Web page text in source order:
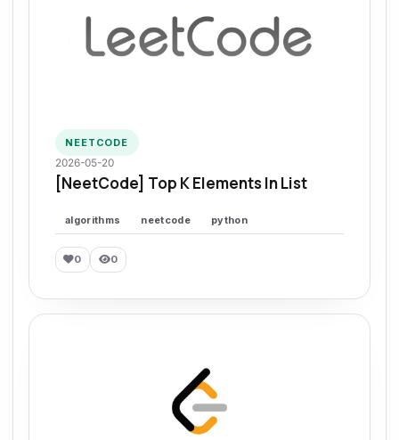
NEETCODE
2026-05-20
[NeetCode] Top K Elements In List
algorithms neetcode python
0 0